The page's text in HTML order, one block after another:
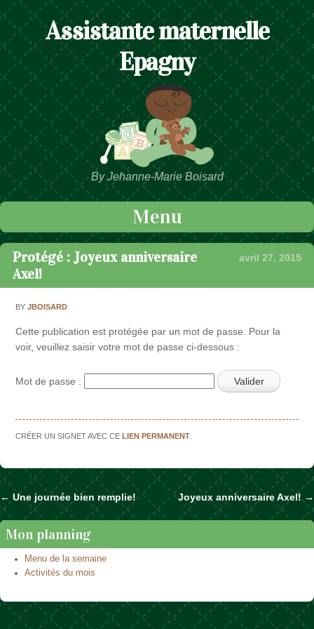
Assistante maternelle
Epagny
By Jehanne-Marie Boisard
Menu
Passer au contenu
Protégé : Joyeux anniversaire
Axel!
avril 27, 2015
BYJBOISARD
Cette publication est protégée par un mot de passe. Pour la
voir, veuillez saisir votre mot de passe ci-dessous :
Mot de passe :
CRÉER UN SIGNET AVEC CELIEN PERMANENT
Naviguer dans les articles
← Une journée bien remplie! Joyeux anniversaire Axel! →
Mon planning
Menu de la semaine
Activités du mois